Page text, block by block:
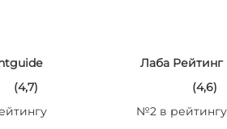
(4,7)
Лаба Рейтинг
(4,6)
№2 в рейтингу